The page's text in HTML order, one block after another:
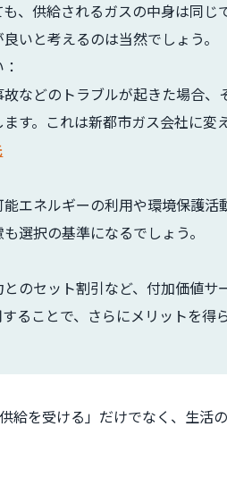
、供給されるガスの中身は同じ
いと考えるのは当然でしょう。
などのトラブルが起きた場合、
す。これは新都市ガス会社に変
エネルギーの利用や環境保護活
選択の基準になるでしょう。
のセット割引など、付加価値サ
ることで、さらにメリットを得
給を受ける」だけでなく、生活